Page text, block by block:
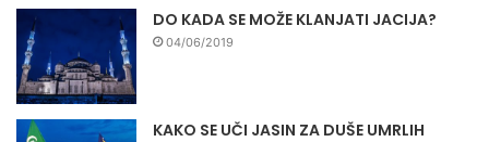
DO KADA SE MOŽE KLANJATI JACIJA?
04/06/2019
KAKO SE UČI JASIN ZA DUŠE UMRLIH